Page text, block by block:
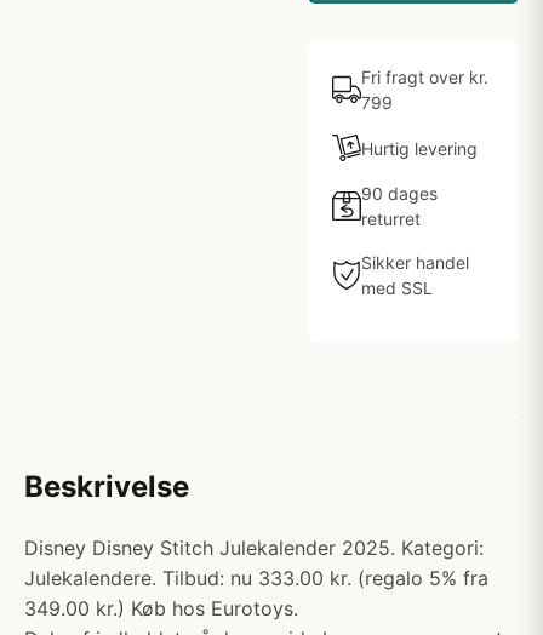
Fri fragt over kr.
799
Hurtig levering
90 dages
returret
Sikker handel
med SSL
Beskrivelse
Disney Disney Stitch Julekalender 2025. Kategori:
Julekalendere. Tilbud: nu 333.00 kr. (regalo 5% fra
349.00 kr.) Køb hos Eurotoys.